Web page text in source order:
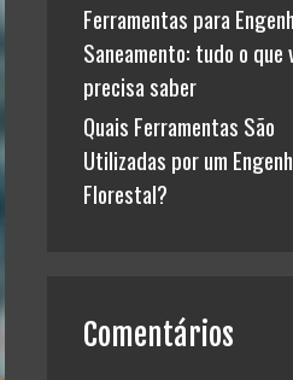
Ferramentas para
Saneamento: tudo o que
precisa saber
Quais Ferramentas São
Utilizadas por um
Florestal?
Comentários